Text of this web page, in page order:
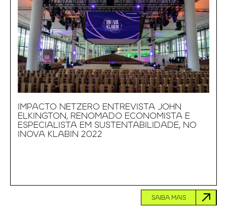
IMPACTO NETZERO ENTREVISTA JOHN
ELKINGTON, RENOMADO ECONOMISTA E
ESPECIALISTA EM SUSTENTABILIDADE, NO
INOVA KLABIN 2022
SAIBA MAIS